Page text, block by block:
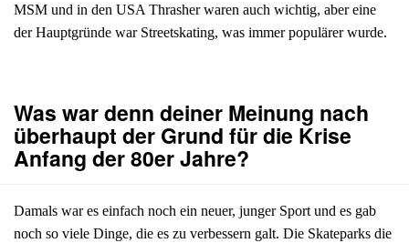
MSM und in den USA Thrasher waren auch wichtig, aber eine
der Hauptgründe war Streetskating, was immer populärer wurde.
Was war denn deiner Meinung nach
überhaupt der Grund für die Krise
Anfang der 80er Jahre?
Damals war es einfach noch ein neuer, junger Sport und es gab
noch so viele Dinge, die es zu verbessern galt. Die Skateparks die